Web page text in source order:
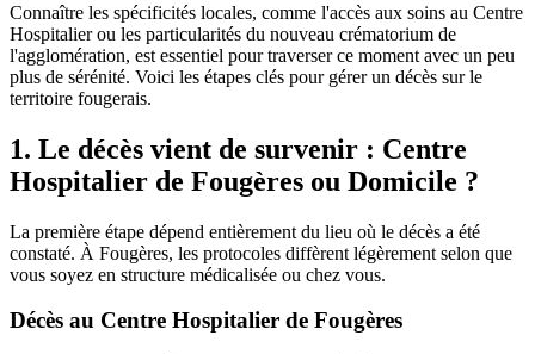
Connaître les spécificités locales, comme l'accès aux soins au Centre
Hospitalier ou les particularités du nouveau crématorium de
l'agglomération, est essentiel pour traverser ce moment avec un peu
plus de sérénité. Voici les étapes clés pour gérer un décès sur le
territoire fougerais.
1. Le décès vient de survenir : Centre
Hospitalier de Fougères ou Domicile ?
La première étape dépend entièrement du lieu où le décès a été
constaté. À Fougères, les protocoles diffèrent légèrement selon que
vous soyez en structure médicalisée ou chez vous.
Décès au Centre Hospitalier de Fougères